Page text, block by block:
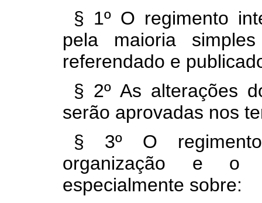
§ 1º O regimento
pela maioria
referendado e
§ 2º As alterações
serão aprovadas nos
§ 3º O
organização e o
especialmente sobre: